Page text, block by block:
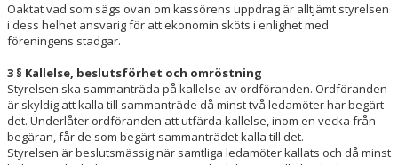
Oaktat vad som sägs ovan om kassörens uppdrag är alltjämt styrelsen
i dess helhet ansvarig för att ekonomin sköts i enlighet med
föreningens stadgar.
3 § Kallelse, beslutsförhet och omröstning
Styrelsen ska sammanträda på kallelse av ordföranden. Ordföranden
är skyldig att kalla till sammanträde då minst två ledamöter har begärt
det. Underlåter ordföranden att utfärda kallelse, inom en vecka från
begäran, får de som begärt sammanträdet kalla till det.
Styrelsen är beslutsmässig när samtliga ledamöter kallats och då minst